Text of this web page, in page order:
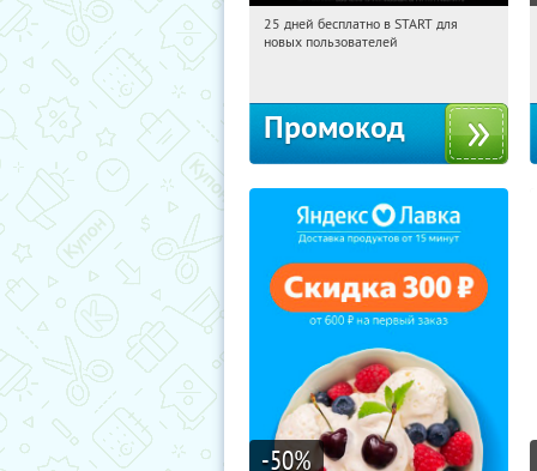
23:27:33
Получи первым!
25 дней бесплатно в START для
новых пользователей
Промокод
-50%